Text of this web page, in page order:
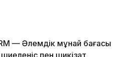
— Әлемдік мұнай бағасы
шиеленіс пен шикізат